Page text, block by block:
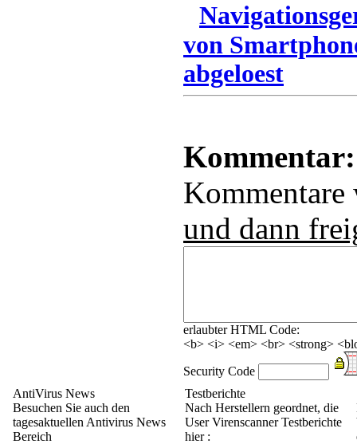
von
abgeloest
Kommentar:
und dann
erlaubter HTML Code:
<b> <i> <em> <br> <strong>
Security Code
AntiVirus News
Besuchen Sie auch den
tagesaktuellen Antivirus News
Bereich
Testberichte
Nach Herstellern geordnet, die
User Virenscanner Testberichte
hier :